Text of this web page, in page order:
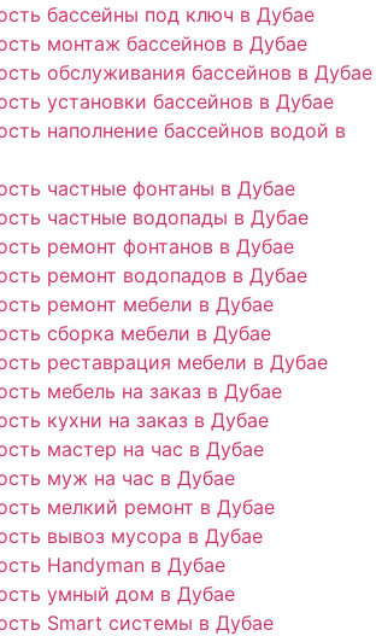
бассейны под ключ в Дубае
монтаж бассейнов в Дубае
обслуживания бассейнов в Дубае
установки бассейнов в Дубае
наполнение бассейнов водой в
частные фонтаны в Дубае
частные водопады в Дубае
ремонт фонтанов в Дубае
ремонт водопадов в Дубае
ремонт мебели в Дубае
сборка мебели в Дубае
реставрация мебели в Дубае
мебель на заказ в Дубае
кухни на заказ в Дубае
мастер на час в Дубае
муж на час в Дубае
мелкий ремонт в Дубае
вывоз мусора в Дубае
Handyman в Дубае
умный дом в Дубае
Smart системы в Дубае